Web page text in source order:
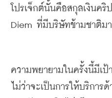
โปรเจ็กต์นั้นคือสกุลเงินคริ
Diem ที่มีบริษัทข้ามชาติม
ความพยายามในครั้งนี้มีเ
ไม่ว่าจะเป็นการให้บริการ